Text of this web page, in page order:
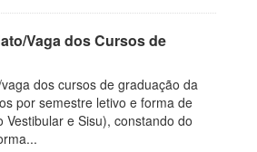
Vaga dos Cursos de
dos cursos de graduação da
por semestre letivo e forma de
Vestibular e Sisu), constando do